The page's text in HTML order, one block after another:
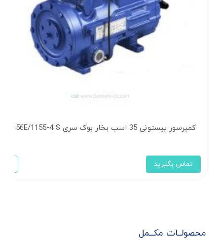
کمپرسور پیستونی 35 اسب بخار بوک سری HG56E/1155-4 S
تماس بگیرید
محصولــات مکــمل